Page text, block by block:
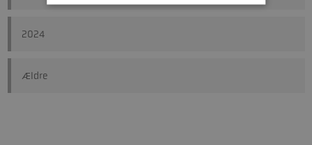
2024
Ældre